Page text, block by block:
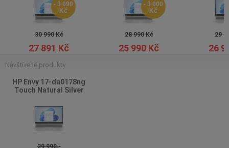
- 3 099
Kč
30 990 Kč
27 891 Kč
- 3 000
Kč
28 990 Kč
25 990 Kč
29
26
Navštívené produkty
HP Envy 17-da0178ng
Touch Natural Silver
29 990,-